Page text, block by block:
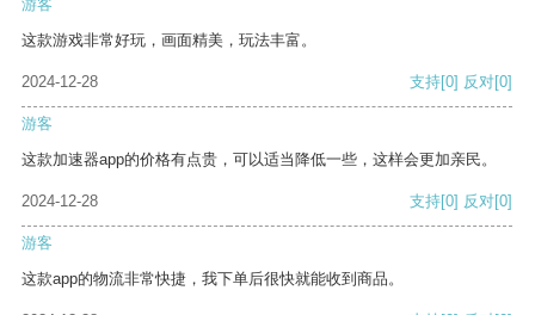
游客
这款游戏非常好玩，画面精美，玩法丰富。
2024-12-28 支持[0] 反对[0]
游客
这款加速器app的价格有点贵，可以适当降低一些，这样会更加亲民。
2024-12-28 支持[0] 反对[0]
游客
这款app的物流非常快捷，我下单后很快就能收到商品。